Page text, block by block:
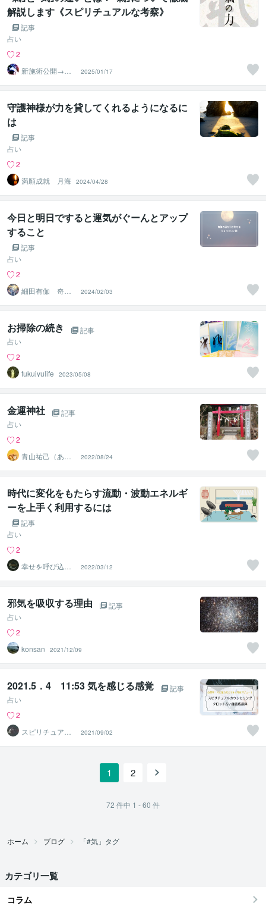
解説します《スピリチュアルな考察》
記事
占い
2
新施術公開→≪
相手意識強制変
化≫◆星桜龍
2025/01/17
守護神様が力を貸してくれるようになるに
は
記事
占い
2
満願成就 月海 2024/04/28
今日と明日ですると運気がぐーんとアップ
すること
記事
占い
2
細田有伽 奇跡
を引き寄せる星
読み鑑定士
2024/02/03
お掃除の続き
記事
占い
2
fukujyulife
2023/05/08
金運神社
記事
占い
2
青山祐己（あお
やまひろみ）
2022/08/24
時代に変化をもたらす流動・波動エネルギ
ーを上手く利用するには
記事
占い
2
幸せを呼び込む
開運術∞
2022/03/12
邪気を吸収する理由
記事
占い
2
konsan
2021/12/09
2021.5．4 11:53 気を感じる感覚
記事
占い
2
スピリチュアル
研究家 Reiko
2021/09/02
1 2
72 件中 1 - 60 件
ホーム ブログ 「#気」タグ
カテゴリ一覧
コラム